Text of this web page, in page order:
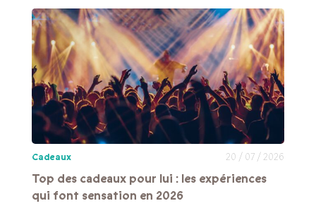
Cadeaux 20 / 07 / 2026
Top des cadeaux pour lui : les expériences
qui font sensation en 2026